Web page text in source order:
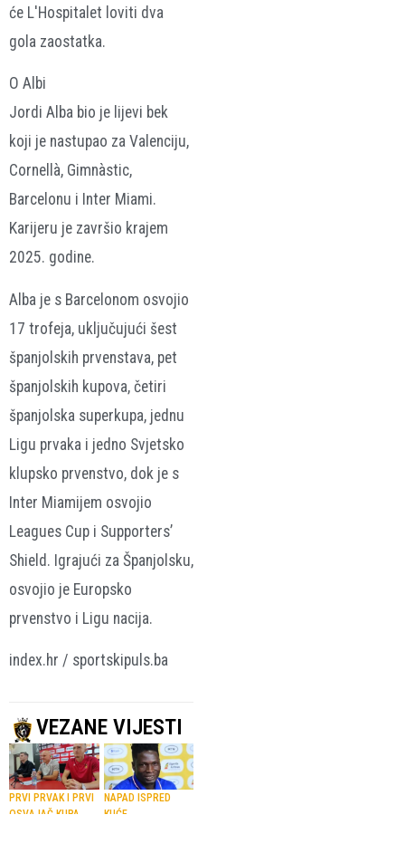
će L'Hospitalet loviti dva
gola zaostatka.
O Albi
Jordi Alba bio je lijevi bek
koji je nastupao za Valenciju,
Cornellà, Gimnàstic,
Barcelonu i Inter Miami.
Karijeru je završio krajem
2025. godine.
Alba je s Barcelonom osvojio
17 trofeja, uključujući šest
španjolskih prvenstava, pet
španjolskih kupova, četiri
španjolska superkupa, jednu
Ligu prvaka i jedno Svjetsko
klupsko prvenstvo, dok je s
Inter Miamijem osvojio
Leagues Cup i Supporters’
Shield. Igrajući za Španjolsku,
osvojio je Europsko
prvenstvo i Ligu nacija.
index.hr / sportskipuls.ba
VEZANE VIJESTI
PRVI PRVAK I PRVI
OSVAJAČ KUPA
NAPAD ISPRED
KUĆE